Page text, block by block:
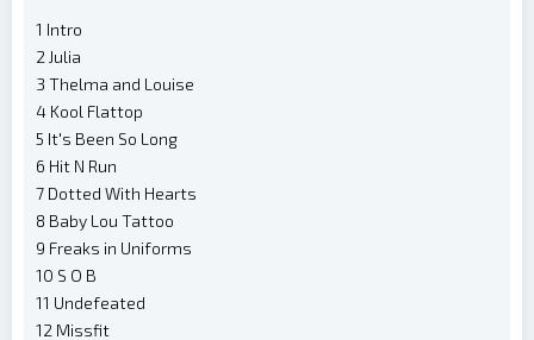
1 Intro
2 Julia
3 Thelma and Louise
4 Kool Flattop
5 It's Been So Long
6 Hit N Run
7 Dotted With Hearts
8 Baby Lou Tattoo
9 Freaks in Uniforms
10 S O B
11 Undefeated
12 Missfit